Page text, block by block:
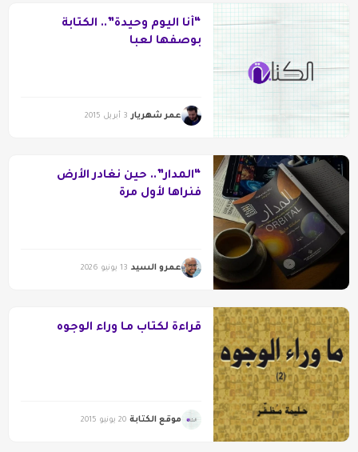
“أنا اليوم وحيدة”.. الكتابة
بوصفها لعبا
عمر شهريار 3 أبريل 2015
“المدار”.. حين نغادر الأرض
فنراها لأول مرة
عمرو السيد 13 يونيو 2026
قراءة لكتاب مـا وراء الوجوه
موقع الكتابة 20 يونيو 2015